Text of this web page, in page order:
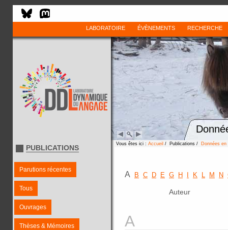
LABORATOIRE ÉVÈNEMENTS RECHERCHE
PUBLICATIONS
Parutions récentes
Tous
Ouvrages
Thèses & Mémoires
Vous êtes ici : Accueil / Publications / Données en
A B C D E G H K L M N
Auteur
A